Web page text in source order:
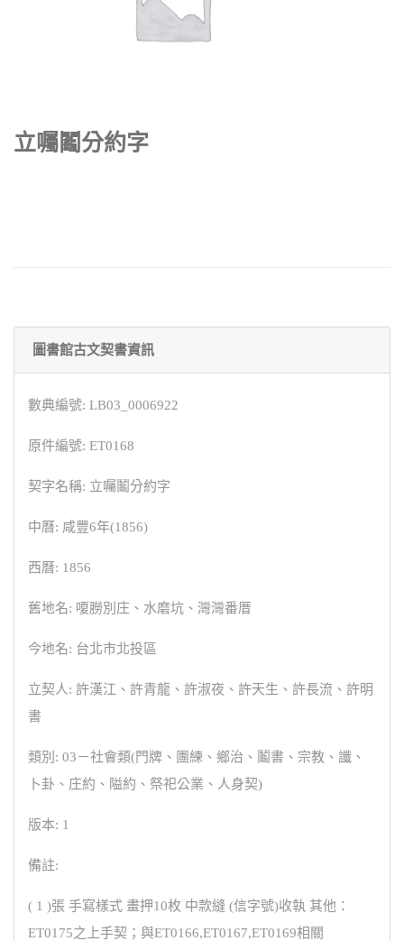
立囑鬮分約字
圖書館古文契書資訊
數典編號: LB03_0006922
原件編號: ET0168
契字名稱: 立囑鬮分約字
中曆: 咸豐6年(1856)
西曆: 1856
舊地名: 嗄朥別庄、水磨坑、灣灣番厝
今地名: 台北市北投區
立契人: 許漢江、許青龍、許淑夜、許天生、許長流、許明
書
類別: 03－社會類(門牌、團練、鄉治、鬮書、宗教、讖、
卜卦、庄約、隘約、祭祀公業、人身契)
版本: 1
備註:
( 1 )張 手寫樣式 畫押10枚 中款縫 (信字號)收執 其他：
ET0175之上手契；與ET0166,ET0167,ET0169相關